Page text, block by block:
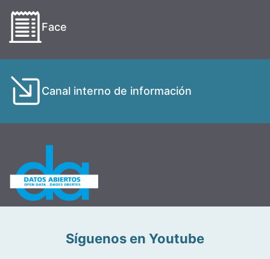
Face
Canal interno de información
Síguenos en Youtube